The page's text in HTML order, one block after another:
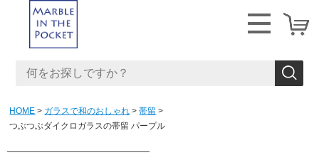
HOME ガラスで和のおしゃれ
帯留
つぶつぶダイクロガラスの帯留 パープル